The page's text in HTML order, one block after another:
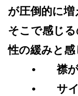
が圧倒的に増
そこで感じ
性の緩みと感
• 襟が浮
• サイズ